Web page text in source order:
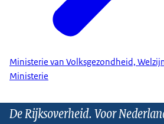
Ministerie van Volksgezondheid,
Ministerie
De Rijksoverheid. Voor